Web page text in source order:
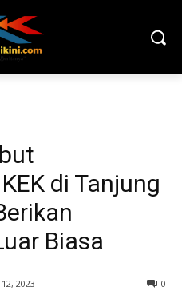
di Tanjung
Biasa
2023 0